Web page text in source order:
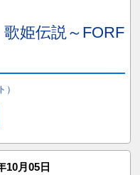
姫伝説～FORF
10月05日